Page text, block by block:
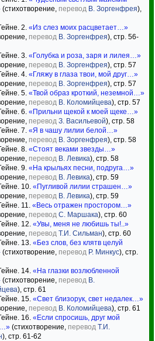
(стихотворение, перевод В. Зоргенфрея),
2. «Из слез моих расцветает…»
перевод В. Зоргенфрея), стр. 56-
3. «Голубка и роза, заря и лилея…»
перевод В. Зоргенфрея), стр. 57
4. «Гляжу в глаза твои, мой друг…»
перевод В. Зоргенфрея), стр. 57
5. «Твой образ кроткий, неземной…»
перевод В. Коломийцева), стр. 57
6. «Прильни щекой к моей щеке…»
перевод З. Васильевой), стр. 58
7. «Я в чашу лилии белой…»
перевод В. Зоргенфрея), стр. 58
8. «Стоят веками звезды…»
перевод В. Левика), стр. 58
9. «На крыльях песни, подруга…»
перевод В. Левика), стр. 59
10. «Пугливой лилии страшен…»
перевод В. Левика), стр. 59
11. «Весь отражен простором…»
перевод С. Маршака), стр. 60
12. «Увы, меня не любишь ты!..»
перевод Т.И. Сильман), стр. 60
13. «Без слов, без клятв целуй
(стихотворение, перевод Р. Минкус), стр.
14. «На глазки возлюбленной
(стихотворение, перевод В.
), стр. 61
15. «Свет близорук, свет недалек…»
перевод В. Коломийцева), стр. 61
16. «Если спросишь, друг мой
(стихотворение, перевод Т.И.
), стр. 61-62